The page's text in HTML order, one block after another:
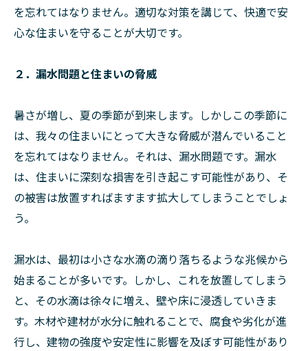
を忘れてはなりません。適切な対策を講じて、快適で安
心な住まいを守ることが大切です。
２．漏水問題と住まいの脅威
暑さが増し、夏の季節が到来します。しかしこの季節に
は、我々の住まいにとって大きな脅威が潜んでいること
を忘れてはなりません。それは、漏水問題です。漏水
は、住まいに深刻な損害を引き起こす可能性があり、そ
の被害は放置すればますます拡大してしまうことでしょ
う。
漏水は、最初は小さな水滴の滴り落ちるような兆候から
始まることが多いです。しかし、これを放置してしまう
と、その水滴は徐々に増え、壁や床に浸透していきま
す。木材や建材が水分に触れることで、腐食や劣化が進
行し、建物の強度や安定性に影響を及ぼす可能性があり